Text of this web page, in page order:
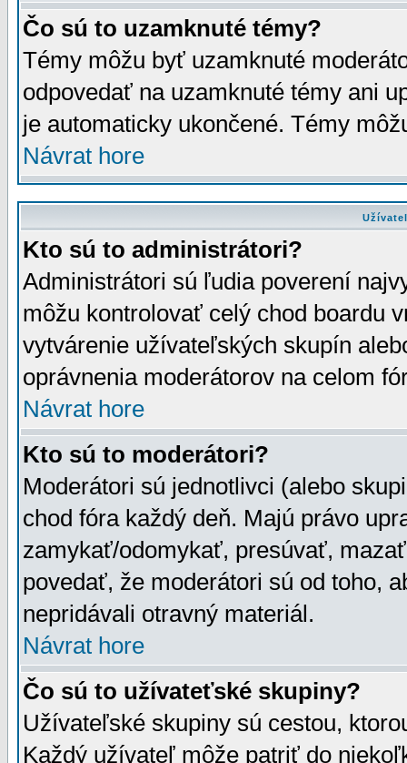
Čo sú to uzamknuté témy?
Témy môžu byť uzamknuté
odpovedať na uzamknuté témy ani
je automaticky ukončené. Témy
Návrat hore
Kto sú to administrátori?
Administrátori sú ľudia poverení
môžu kontrolovať celý chod boardu
vytvárenie užívateľských skupín
oprávnenia moderátorov na celom
Návrat hore
Kto sú to moderátori?
Moderátori sú jednotlivci (alebo
chod fóra každý deň. Majú právo
zamykať/odomykať, presúvať,
povedať, že moderátori sú od toho,
nepridávali otravný materiál.
Návrat hore
Čo sú to užívateťské skupiny?
Užívateľské skupiny sú cestou,
Každý užívateľ môže patriť do